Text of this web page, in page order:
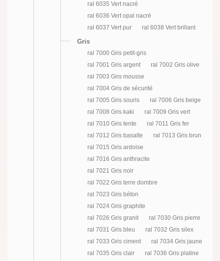
ral 6035 Vert nacré
ral 6036 Vert opal nacré
ral 6037 Vert pur
ral 6038 Vert brillant
Gris
ral 7000 Gris petit-gris
ral 7001 Gris argent
ral 7002 Gris olive
ral 7003 Gris mousse
ral 7004 Gris de sécurité
ral 7005 Gris souris
ral 7006 Gris beige
ral 7008 Gris kaki
ral 7009 Gris vert
ral 7010 Gris tente
ral 7011 Gris fer
ral 7012 Gris basalte
ral 7013 Gris brun
ral 7015 Gris ardoise
ral 7016 Gris anthracite
ral 7021 Gris noir
ral 7022 Gris terre dombre
ral 7023 Gris béton
ral 7024 Gris graphite
ral 7026 Gris granit
ral 7030 Gris pierre
ral 7031 Gris bleu
ral 7032 Gris silex
ral 7033 Gris ciment
ral 7034 Gris jaune
ral 7035 Gris clair
ral 7036 Gris platine